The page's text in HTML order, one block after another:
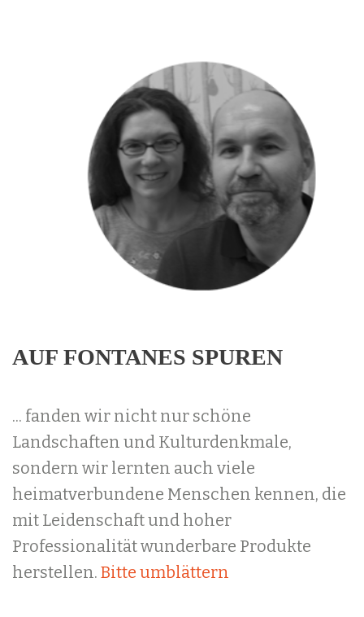
AUF FONTANES SPUREN
... fanden wir nicht nur schöne
Landschaften und Kulturdenkmale,
sondern wir lernten auch viele
heimatverbundene Menschen kennen, die
mit Leidenschaft und hoher
Professionalität wunderbare Produkte
herstellen. Bitte umblättern